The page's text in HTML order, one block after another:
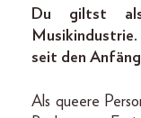
Du giltst als
seit den
Als queere